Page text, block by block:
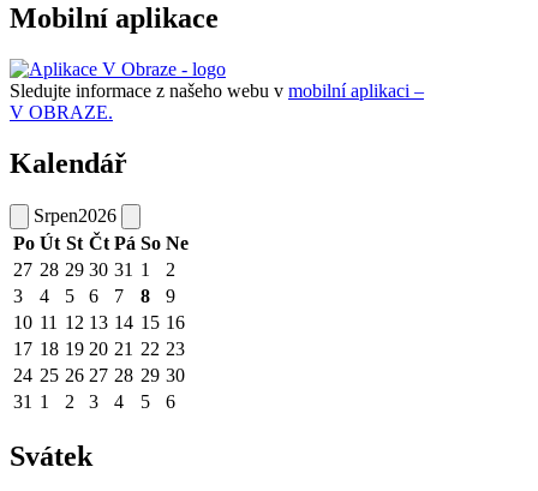
Mobilní aplikace
Sledujte informace z našeho webu v mobilní aplikaci –
V OBRAZE.
Kalendář
Srpen2026
Po Út St Čt Pá So Ne
27 28 29 30 31 1
2
3
4 5 6 7 8
9
10 11 12 13 14 15 16
17 18 19 20 21 22 23
24 25 26 27 28 29 30
31 1 2 3 4 5 6
Svátek